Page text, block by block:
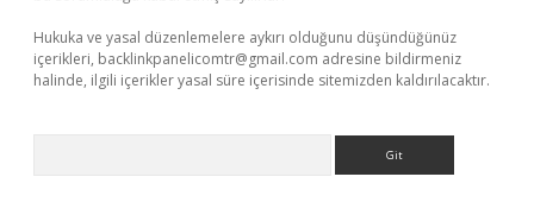
Hukuka ve yasal düzenlemelere aykırı olduğunu düşündüğünüz
içerikleri, backlinkpanelicomtr@gmail.com adresine bildirmeniz
halinde, ilgili içerikler yasal süre içerisinde sitemizden kaldırılacaktır.